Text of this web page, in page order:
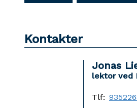
Kontakter
Jonas
lektor ved
Tlf: